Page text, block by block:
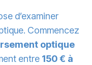
d’examiner
Commencez
optique
entre 150 € à